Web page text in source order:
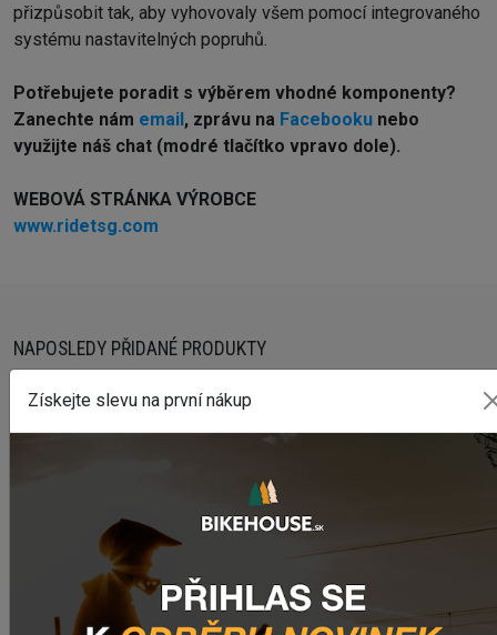
přizpůsobit tak, aby vyhovovaly všem pomocí integrovaného
systému nastavitelných popruhů.
Potřebujete poradit s výběrem vhodné komponenty?
Zanechte nám email, zprávu na Facebooku nebo
využijte náš chat (modré tlačítko vpravo dole).
WEBOVÁ STRÁNKA VÝROBCE
www.ridetsg.com
NAPOSLEDY PŘIDANÉ PRODUKTY
Sedlo CHROMAG LIMBER
2 420,18 Kč
Zimušné Rukavice CHROMAG SIGNAL
1 104,44 Kč
Sedlo CHROMAG TRAILMASTER DT V2
Získejte slevu na první nákup